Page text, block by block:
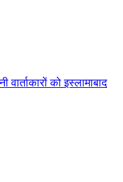
को इस्लामाबाद